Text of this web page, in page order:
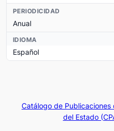
PERIODICIDAD
Anual
IDIOMA
Español
Catálogo de Publicaciones
del Estado